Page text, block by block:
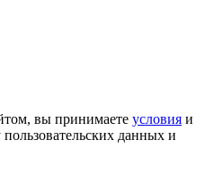
вы принимаете условия и
пользовательских данных и